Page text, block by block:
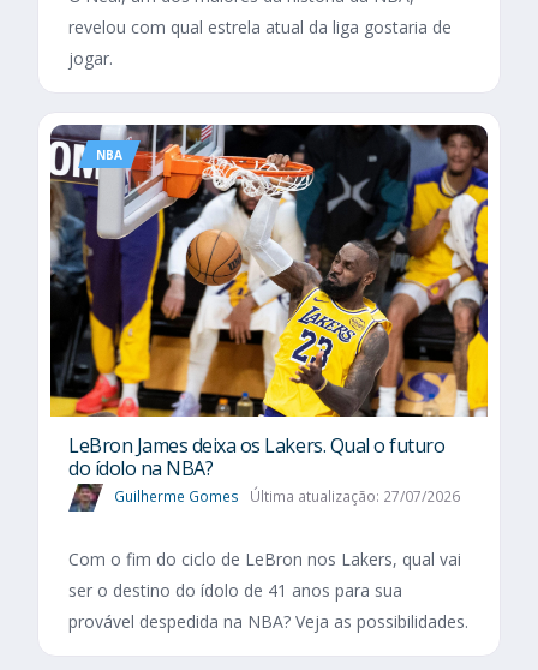
revelou com qual estrela atual da liga gostaria de
jogar.
NBA
LeBron James deixa os Lakers. Qual o futuro
do ídolo na NBA?
Guilherme Gomes Última atualização: 27/07/2026
Com o fim do ciclo de LeBron nos Lakers, qual vai
ser o destino do ídolo de 41 anos para sua
provável despedida na NBA? Veja as possibilidades.